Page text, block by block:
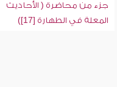
جزء من محاضرة ( الأحاديث
المعلة في الطهارة [17])